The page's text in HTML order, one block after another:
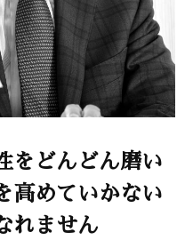
をどんどん磨い
高めていかない
れません